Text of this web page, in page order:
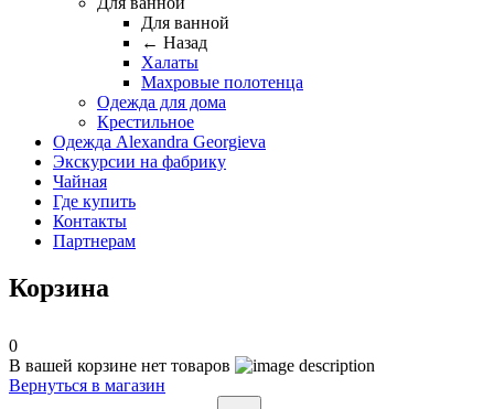
Для ванной
← Назад
Халаты
Махровые полотенца
Одежда для дома
Крестильное
Одежда Alexandra Georgieva
Экскурсии на фабрику
Чайная
Где купить
Контакты
Партнерам
Корзина
0
В вашей корзине нет товаров
Вернуться в магазин